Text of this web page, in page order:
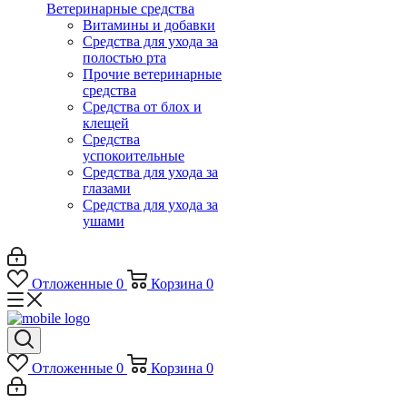
Ветеринарные средства
Витамины и добавки
Средства для ухода за
полостью рта
Прочие ветеринарные
средства
Средства от блох и
клещей
Средства
успокоительные
Средства для ухода за
глазами
Средства для ухода за
ушами
Отложенные 0 Корзина 0
Отложенные 0 Корзина 0